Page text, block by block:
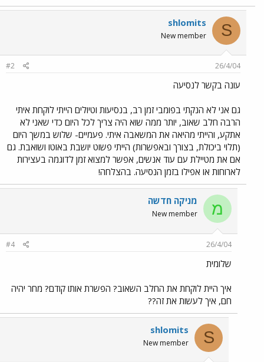
S
shlomits
New member
26/4/04
#2
עונה בקשר לנסיעה
גם אני לא הנקתי בפומבי זמן רב, בנסיעות וטיולים הייתי לוקחת איתי
הרבה חלב שאוב, יותר ממה שוא היה צריך לכל היום כדי שאני לא
אתקע, והייתי מהיאה את המשאבה איתי. פעמיים- שלוש במשך היום
(תלוי ביכולת, בצורך ובאפשרות) הייתי פשוט יושבת באוטו ושואבת. גם
אם את מטיילת עם עוד אנשים, אפשר למצוא זמן לדוגמה בעצירות
לארוחות או אפילו בזמן הנסיעה. בהצלחה!
מ מניקה חדשה
New member
26/4/04
#4
שלומית
איך היית לוקחת את החלב השאוב? הפשרת אותו קודם? מחר יהיה
חם, איך לעשות את זה??
S
shlomits
New member